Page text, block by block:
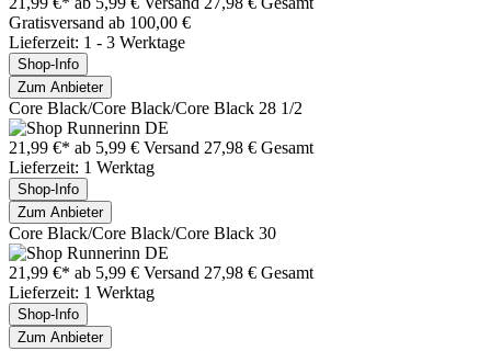
Gratisversand ab 100,00 €
Lieferzeit: 1 - 3 Werktage
Shop-Info
Zum Anbieter
Core Black/Core Black/Core Black 28 1/2
21,99 €* ab 5,99 € Versand 27,98 € Gesamt
Lieferzeit: 1 Werktag
Shop-Info
Zum Anbieter
Core Black/Core Black/Core Black 30
21,99 €* ab 5,99 € Versand 27,98 € Gesamt
Lieferzeit: 1 Werktag
Shop-Info
Zum Anbieter